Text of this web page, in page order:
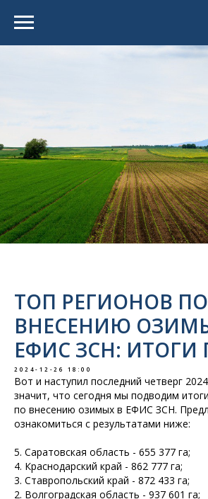
ТОП РЕГИОНОВ ПО
ВНЕСЕНИЮ
ЕФИС ЗСН: ИТОГИ
2024-12-26 18:00
Вот и наступил последний четверг
значит, что сегодня мы подводим
по внесению озимых в ЕФИС ЗСН.
ознакомиться с результатами ниже:
5. Саратовская область - 655 377 га;
4. Краснодарский край - 862 777 га;
3. Ставропольский край - 872 433 га;
2. Волгоградская область - 937 601 га;